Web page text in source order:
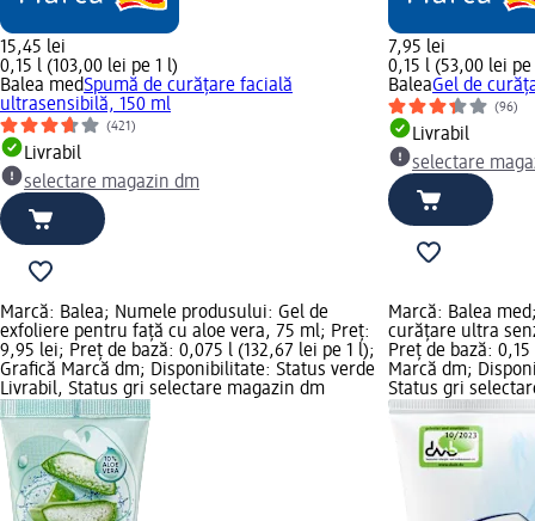
15,45 lei
0,15 l (103,00 lei pe 1 l)
Balea medSpumă de curățare facială
ultrasensibilă, 150 ml
(421)
Livrabil
selectare magazin dm
7,95 lei
0,15 l (53,00 lei pe
BaleaGel de
(96)
Livrabil
selectare
Marcă: Balea; Numele produsului: Gel de
exfoliere pentru față cu aloe vera, 75 ml; Preț:
9,95 lei; Preț de bază: 0,075 l (132,67 lei pe 1 l);
Grafică Marcă dm; Disponibilitate: Status verde
Livrabil, Status gri selectare magazin dm
Marcă: Balea
curățare ultra
Preț de bază:
Marcă dm;
Status gri